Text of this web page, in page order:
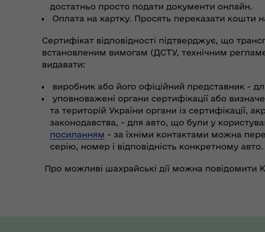
достатньо просто подати документи онлайн.
Оплата на картку. Просять переказати кошти
Сертифікат відповідності підтверджує, що
встановленим вимогам (ДСТУ, технічним
видавати:
виробник або його офіційний представник -
уповноважені органи сертифікації або
та територій України органи із сертифікації,
законодавства, - для авто, що були у
посиланням - за їхніми контактами можна
серію, номер і відповідність конкретному авто.
Про можливі шахрайські дії можна повідомити